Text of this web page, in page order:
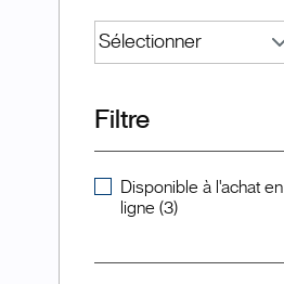
Filtre
Disponible à l'achat en
ligne (3)